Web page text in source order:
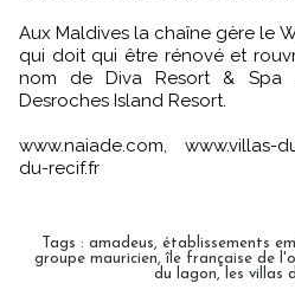
Aux Maldives la chaîne gère le
qui doit qui être rénové et
nom de Diva Resort & Spa
Desroches Island Resort.
www.naiade.com, www.villas-
du-recif.fr
Tags : amadeus, établissements
groupe mauricien,île française de
du lagon, les villas